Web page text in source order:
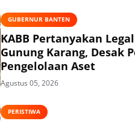
GUBERNUR BANTEN
KABB Pertanyakan
Gunung Karang, Desak
Pengelolaan Aset
Agustus 05, 2026
PERISTIWA